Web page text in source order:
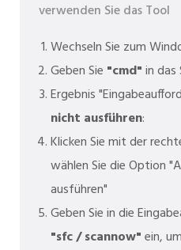
verwenden Sie das Tool
Wechseln Sie zum
Geben Sie "cmd"in das
Ergebnis
nicht ausführen:
Klicken Sie mit der
wählen Sie die Option
ausführen"
Geben Sie in die
"sfc / scannow"ein,